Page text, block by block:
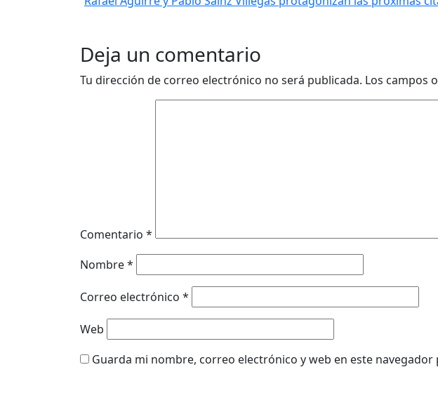
Deja un comentario
Tu dirección de correo electrónico no será publicada. Los campos
Comentario *
Nombre*
Correo electrónico *
Web
Guarda mi nombre, correo electrónico y web en este